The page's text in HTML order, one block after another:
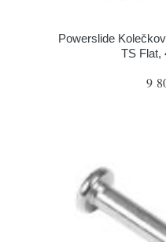
Powerslide
TS Flat,
9